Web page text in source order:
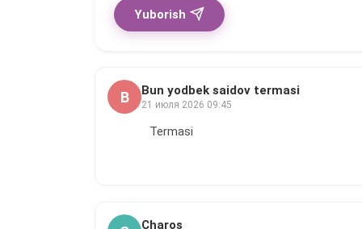
Yuborish
B Bun yodbek saidov termasi
21 июля 2026 09:45
Termasi
Charos